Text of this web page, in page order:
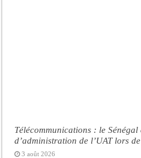
Télécommunications : le
d’administration de l’UAT lors
3 août 2026